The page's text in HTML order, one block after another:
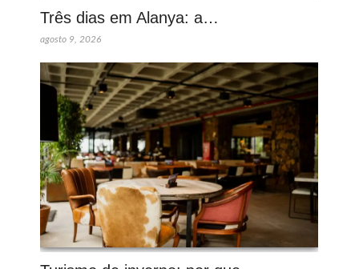
Três dias em Alanya: a…
agosto 9, 2026